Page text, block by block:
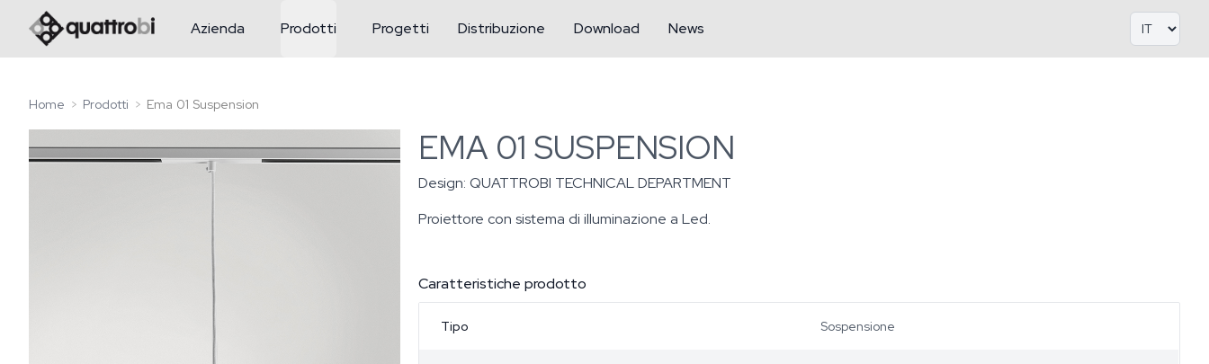
logo quattrobi Azienda Prodotti Progetti Distribuzione Download News
Home Prodotti Ema 01 Suspension
EMA 01 SUSPENSION
Design: QUATTROBI TECHNICAL DEPARTMENT
Proiettore con sistema di illuminazione a Led.
Caratteristiche prodotto
Tipo Sospensione